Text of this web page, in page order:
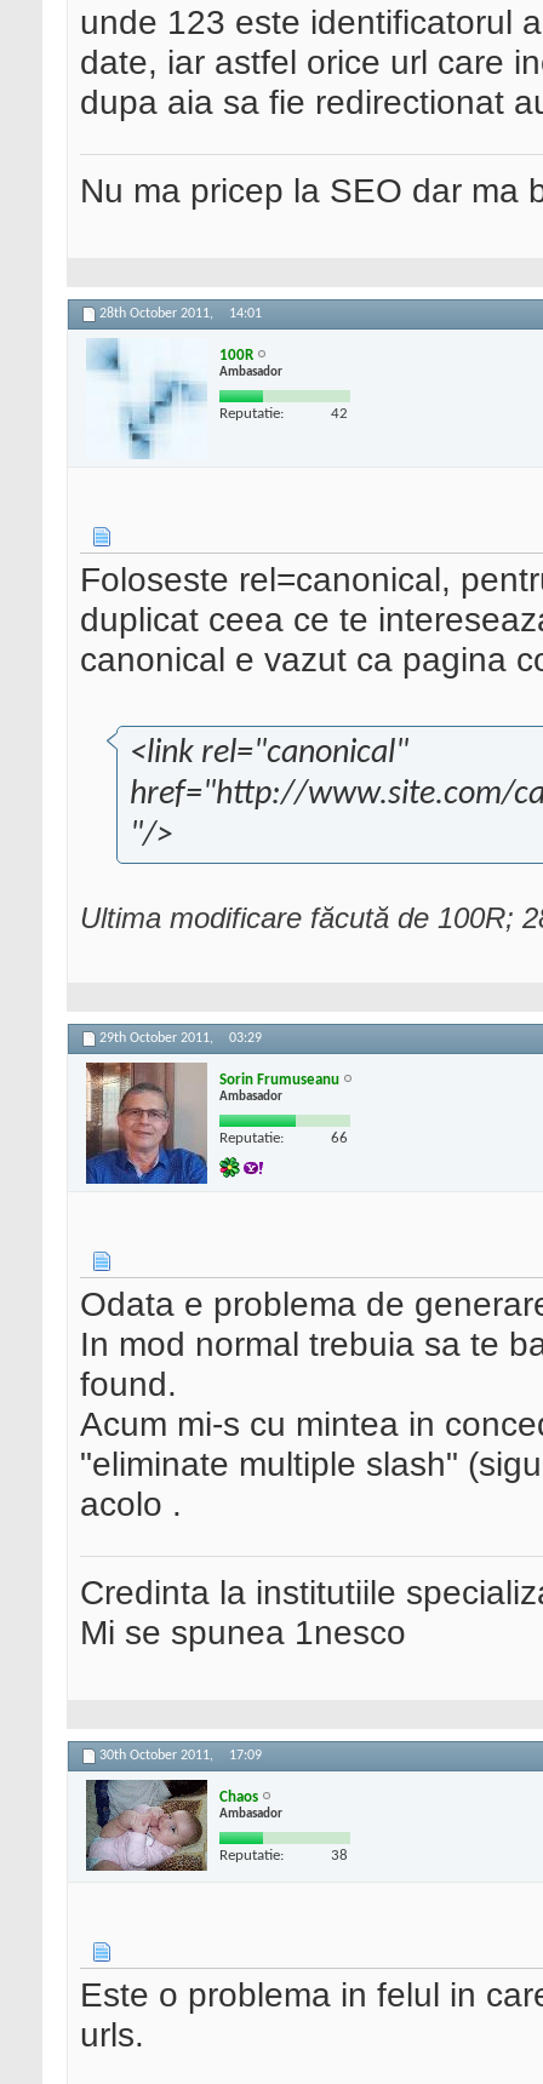
unde 123 este identificatorul
date, iar astfel orice url care
dupa aia sa fie redirectionat
Nu ma pricep la SEO dar ma
28th October 2011, 14:01
100R
Ambasador
Reputatie: 42
Foloseste rel=canonical,
duplicat ceea ce te
canonical e vazut ca pagina
<link rel="canonical"
href="http://www.site.com/
"/>
Ultima modificare făcută de 100R;
29th October 2011, 03:29
Sorin Frumuseanu
Ambasador
Reputatie: 66
Odata e problema de
In mod normal trebuia sa te
found.
Acum mi-s cu mintea in
"eliminate multiple slash"
acolo .
Credinta la institutiile
Mi se spunea 1nesco
30th October 2011, 17:09
Chaos
Ambasador
Reputatie: 38
Este o problema in felul in
urls.